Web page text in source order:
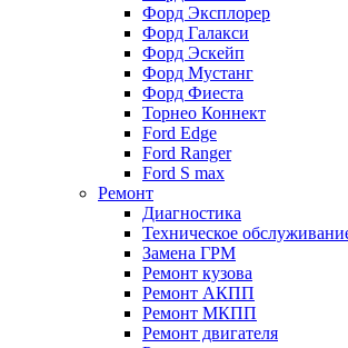
Форд Эксплорер
Форд Галакси
Форд Эскейп
Форд Мустанг
Форд Фиеста
Торнео Коннект
Ford Edge
Ford Ranger
Ford S max
Ремонт
Диагностика
Техническое
Замена ГРМ
Ремонт кузова
Ремонт АКПП
Ремонт МКПП
Ремонт двигателя